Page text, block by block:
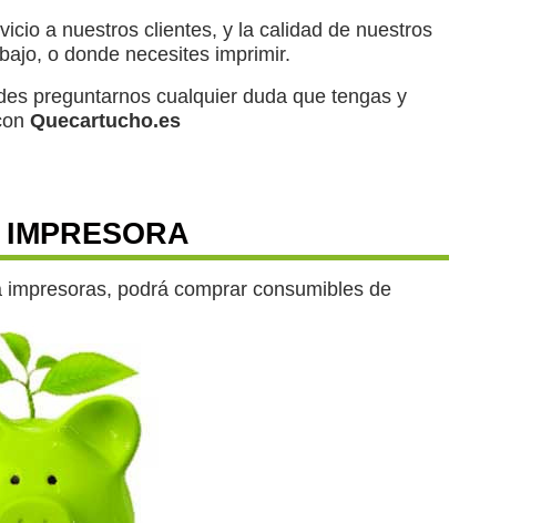
a nuestros clientes, y la calidad de nuestros
o donde necesites imprimir.
preguntarnos cualquier duda que tengas y
Quecartucho.es
podrá comprar consumibles de